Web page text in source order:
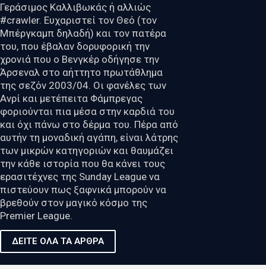
Γεράσιμος Καλλιβωκάς ή αλλιώς
#crawler. Ευχαριστεί τον Θεό (τον
Μπέργκαμπ δηλαδή) και τον πατέρα
του, που έβαλαν δορυφορική την
χρονιά που ο Βενγκέρ οδήγησε την
Άρσεναλ στο αήττητο πρωτάθλημα
της σεζόν 2003/04. Οι φανέλες των
Ανρί και μετέπειτα Φάμπρεγας
φοριούνται πια μέσα στην καρδιά του
και όχι πάνω στο δέρμα του. Πέρα από
αυτήν τη μοναδική αγάπη, είναι λάτρης
των μικρών κατηγοριών και θαυμάζει
την κάθε ιστορία που θα κάνει τους
ερασιτέχνες της Sunday League να
πιστεύουν πως ξαφνικά μπορούν να
βρεθούν στον μαγικό κόσμο της
Premier League.
ΔΕΙΤΕ ΟΛΑ ΤΑ ΑΡΘΡΑ